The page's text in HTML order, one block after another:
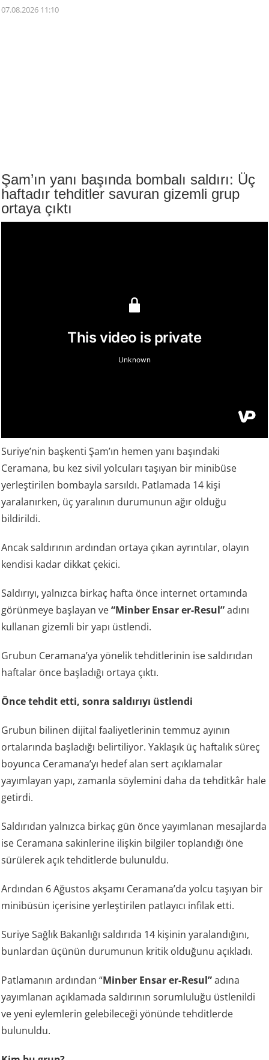
07.08.2026 11:10
Şam’ın yanı başında bombalı saldırı: Üç
haftadır tehditler savuran gizemli grup
ortaya çıktı
Suriye’nin başkenti Şam’ın hemen yanı başındaki
Ceramana, bu kez sivil yolcuları taşıyan bir minibüse
yerleştirilen bombayla sarsıldı. Patlamada 14 kişi
yaralanırken, üç yaralının durumunun ağır olduğu
bildirildi.
Ancak saldırının ardından ortaya çıkan ayrıntılar, olayın
kendisi kadar dikkat çekici.
Saldırıyı, yalnızca birkaç hafta önce internet ortamında
görünmeye başlayan ve“Minber Ensar er-Resul”adını
kullanan gizemli bir yapı üstlendi.
Grubun Ceramana’ya yönelik tehditlerinin ise saldırıdan
haftalar önce başladığı ortaya çıktı.
Önce tehdit etti, sonra saldırıyı üstlendi
Grubun bilinen dijital faaliyetlerinin temmuz ayının
ortalarında başladığı belirtiliyor. Yaklaşık üç haftalık süreç
boyunca Ceramana’yı hedef alan sert açıklamalar
yayımlayan yapı, zamanla söylemini daha da tehditkâr hale
getirdi.
Saldırıdan yalnızca birkaç gün önce yayımlanan mesajlarda
ise Ceramana sakinlerine ilişkin bilgiler toplandığı öne
sürülerek açık tehditlerde bulunuldu.
Ardından 6 Ağustos akşamı Ceramana’da yolcu taşıyan bir
minibüsün içerisine yerleştirilen patlayıcı infilak etti.
Suriye Sağlık Bakanlığı saldırıda 14 kişinin yaralandığını,
bunlardan üçünün durumunun kritik olduğunu açıkladı.
Patlamanın ardından “Minber Ensar er-Resul”adına
yayımlanan açıklamada saldırının sorumluluğu üstlenildi
ve yeni eylemlerin gelebileceği yönünde tehditlerde
bulunuldu.